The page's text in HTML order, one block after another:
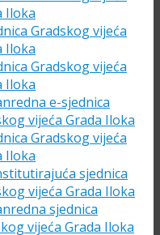
Iloka
Gradskog vijeća
Iloka
Gradskog vijeća
Iloka
e-sjednica
vijeća Grada Iloka
Gradskog vijeća
Iloka
sjednica
vijeća Grada Iloka
sjednica
vijeća Grada Iloka